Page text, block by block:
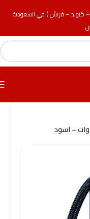
– كيولد – فريش ) في السعودية